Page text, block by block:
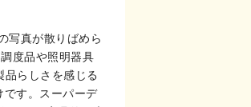
写真が散りばめら
度品や照明器具
らしさを感じる
です。スーパーデ